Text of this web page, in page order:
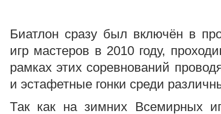
Биатлон сразу был включён в
игр мастеров в 2010 году,
рамках этих соревнований
и эстафетные гонки среди
Так как на зимних Всемирных